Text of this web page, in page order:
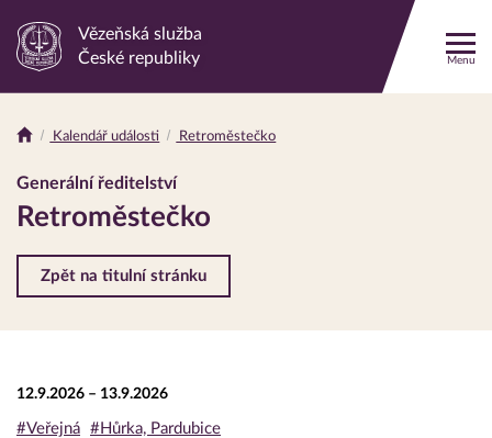
Odkaz
stránku
Vězeňská služba
České republiky
Menu
Drobečková
navigace
Kalendář události Retroměstečko
Generální ředitelství
Retroměstečko
Zpět na titulní stránku
12.9.2026 – 13.9.2026
#Veřejná #Hůrka, Pardubice